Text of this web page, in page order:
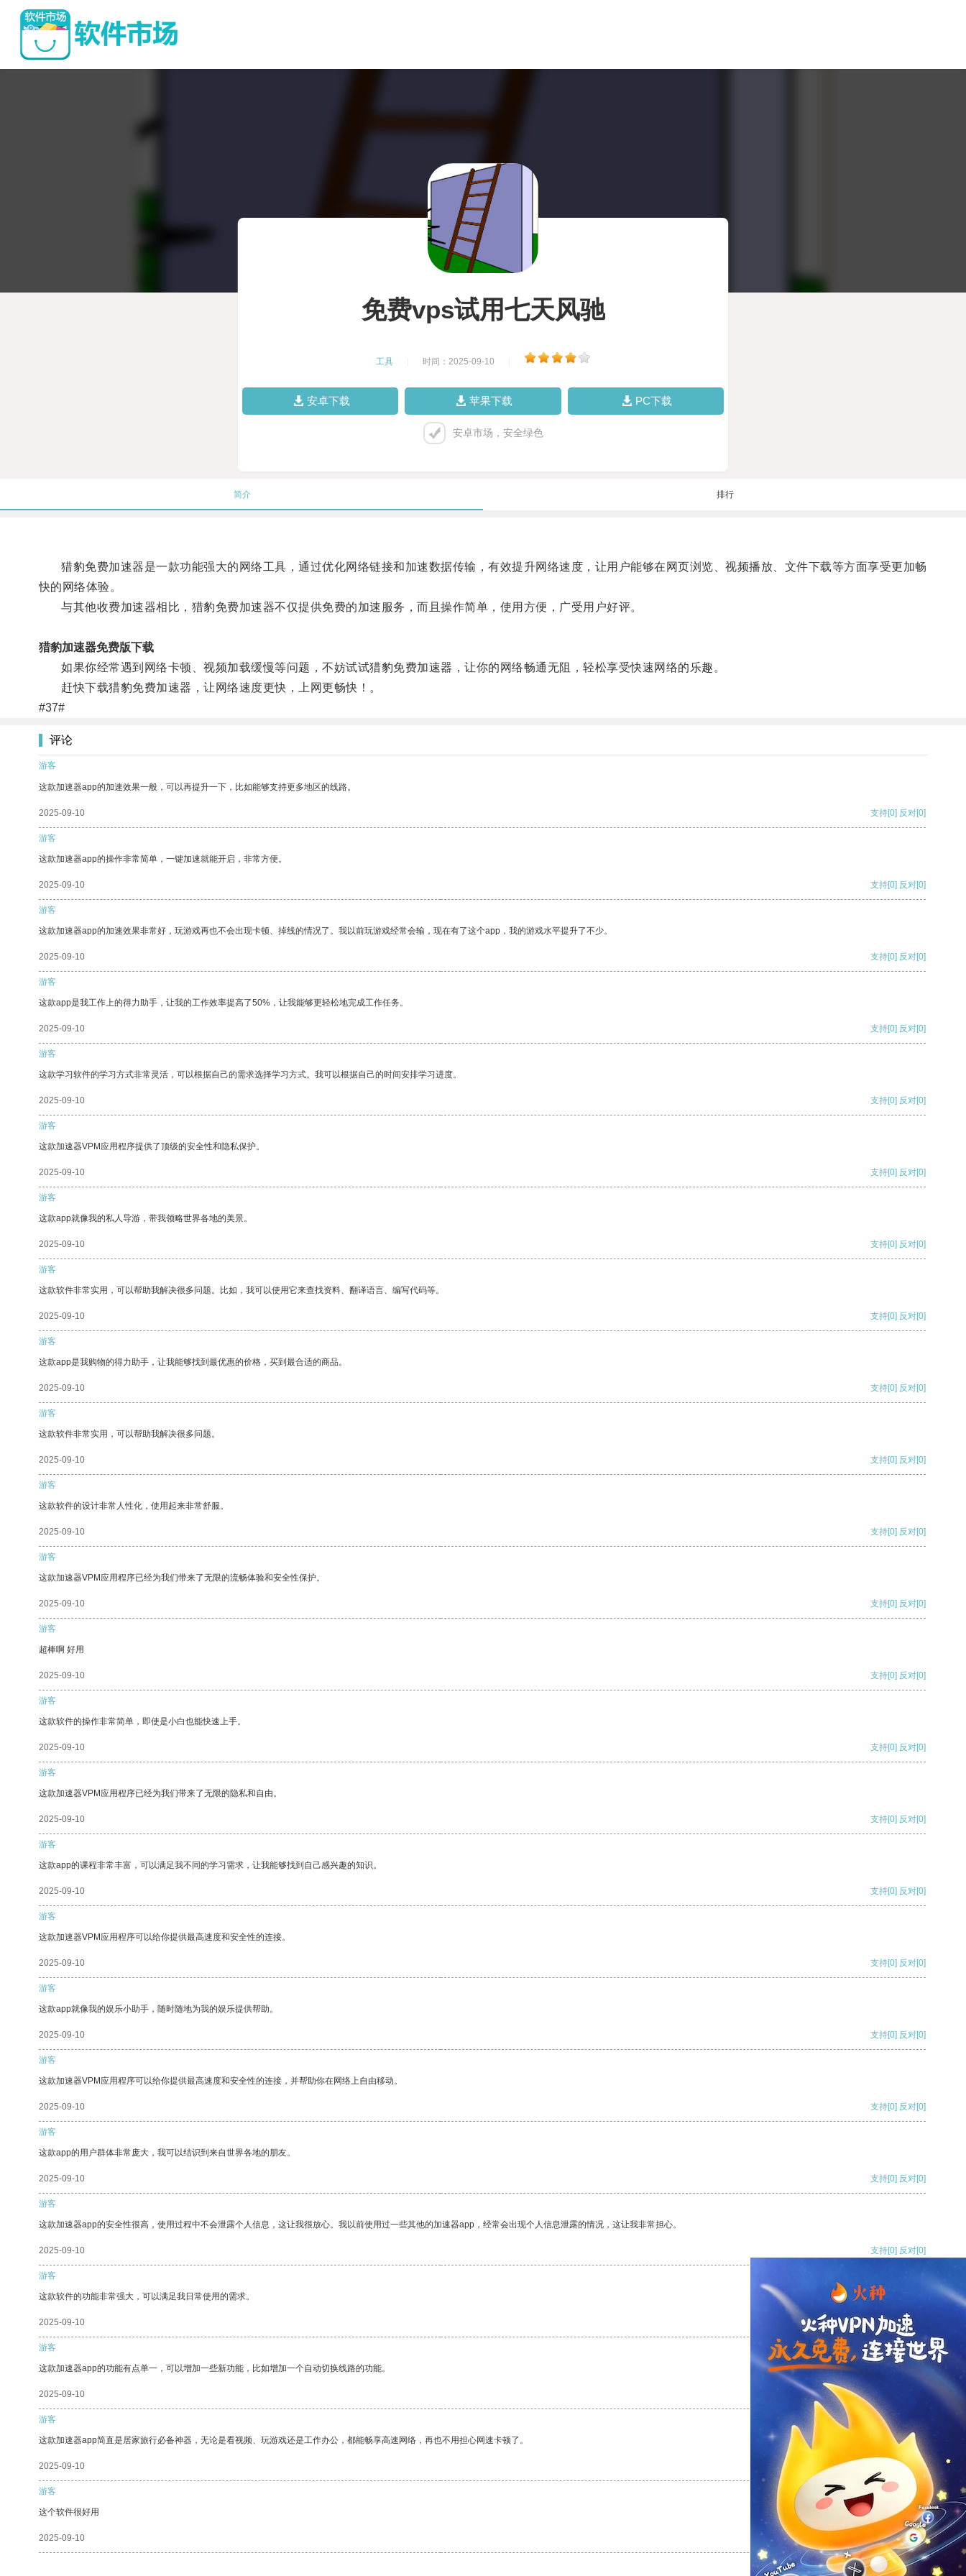
免费vps试用七天风驰
工具 时间：2025-09-10
安卓下载 苹果下载 PC下载
安卓市场，安全绿色
简介 排行
猎豹免费加速器是一款功能强大的网络工具，通过优化网络链接和加速数据传输，有效提升网络速度，让用户能够在网页浏览、视频播放、文件下载等方面享受更加畅
快的网络体验。
与其他收费加速器相比，猎豹免费加速器不仅提供免费的加速服务，而且操作简单，使用方便，广受用户好评。
猎豹加速器免费版下载
如果你经常遇到网络卡顿、视频加载缓慢等问题，不妨试试猎豹免费加速器，让你的网络畅通无阻，轻松享受快速网络的乐趣。
赶快下载猎豹免费加速器，让网络速度更快，上网更畅快！。
#37#
评论
游客
这款加速器app的加速效果一般，可以再提升一下，比如能够支持更多地区的线路。
2025-09-10 支持[0] 反对[0]
游客
这款加速器app的操作非常简单，一键加速就能开启，非常方便。
2025-09-10 支持[0] 反对[0]
游客
这款加速器app的加速效果非常好，玩游戏再也不会出现卡顿、掉线的情况了。我以前玩游戏经常会输，现在有了这个app，我的游戏水平提升了不少。
2025-09-10 支持[0] 反对[0]
游客
这款app是我工作上的得力助手，让我的工作效率提高了50%，让我能够更轻松地完成工作任务。
2025-09-10 支持[0] 反对[0]
游客
这款学习软件的学习方式非常灵活，可以根据自己的需求选择学习方式。我可以根据自己的时间安排学习进度。
2025-09-10 支持[0] 反对[0]
游客
这款加速器VPM应用程序提供了顶级的安全性和隐私保护。
2025-09-10 支持[0] 反对[0]
游客
这款app就像我的私人导游，带我领略世界各地的美景。
2025-09-10 支持[0] 反对[0]
游客
这款软件非常实用，可以帮助我解决很多问题。比如，我可以使用它来查找资料、翻译语言、编写代码等。
2025-09-10 支持[0] 反对[0]
游客
这款app是我购物的得力助手，让我能够找到最优惠的价格，买到最合适的商品。
2025-09-10 支持[0] 反对[0]
游客
这款软件非常实用，可以帮助我解决很多问题。
2025-09-10 支持[0] 反对[0]
游客
这款软件的设计非常人性化，使用起来非常舒服。
2025-09-10 支持[0] 反对[0]
游客
这款加速器VPM应用程序已经为我们带来了无限的流畅体验和安全性保护。
2025-09-10 支持[0] 反对[0]
游客
超棒啊 好用
2025-09-10 支持[0] 反对[0]
游客
这款软件的操作非常简单，即使是小白也能快速上手。
2025-09-10 支持[0] 反对[0]
游客
这款加速器VPM应用程序已经为我们带来了无限的隐私和自由。
2025-09-10 支持[0] 反对[0]
游客
这款app的课程非常丰富，可以满足我不同的学习需求，让我能够找到自己感兴趣的知识。
2025-09-10 支持[0] 反对[0]
游客
这款加速器VPM应用程序可以给你提供最高速度和安全性的连接。
2025-09-10 支持[0] 反对[0]
游客
这款app就像我的娱乐小助手，随时随地为我的娱乐提供帮助。
2025-09-10 支持[0] 反对[0]
游客
这款加速器VPM应用程序可以给你提供最高速度和安全性的连接，并帮助你在网络上自由移动。
2025-09-10 支持[0] 反对[0]
游客
这款app的用户群体非常庞大，我可以结识到来自世界各地的朋友。
2025-09-10 支持[0] 反对[0]
游客
这款加速器app的安全性很高，使用过程中不会泄露个人信息，这让我很放心。我以前使用过一些其他的加速器app，经常会出现个人信息泄露的情况，这让我非常担心。
2025-09-10 支持[0] 反对[0]
游客
这款软件的功能非常强大，可以满足我日常使用的需求。
2025-09-10 支持[0] 反对
游客
这款加速器app的功能有点单一，可以增加一些新功能，比如增加一个自动切换线路的功能。
2025-09-10 支持
游客
这款加速器app简直是居家旅行必备神器，无论是看视频、玩游戏还是工作办公，都能畅享高速网络，再也不用担心网速卡顿了。
2025-09-10 反对 [0]
游客
这个软件很好用
2025-09-10 支持[0] 反对[0]